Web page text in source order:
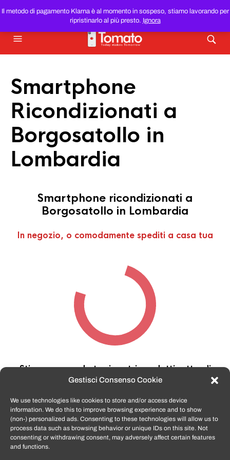
Gestisci Consenso Cookie
We use technologies like cookies to store and/or access device
information. We do this to improve browsing experience and to show
(non-) personalized ads. Consenting to these technologies will allow us to
process data such as browsing behavior or unique IDs on this site. Not
consenting or withdrawing consent, may adversely affect certain features
and functions.
Il metodo di pagamento Klarna è al momento in sospeso, stiamo lavorando per
ripristinarlo al più presto. Ignora
SMARTPHONE E TABLET RICONDIZIONATIAL MIGLIOR
PREZZO DEL WEB!
Smartphone
Ricondizionati a
Borgosatollo in
Lombardia
Smartphone ricondizionati a
Borgosatollo in Lombardia
In negozio, o comodamente spediti a casa tua
Stiamo cercando tra i nostri prodotti, attendi
qualche secondo…
TomatoSmartphone.itè lo shop n.1 in italia per
smartphone ricondizionati garantiti e certificati
di tutte le marche,APPLE, SAMSUNG, HUAWEI,
ONEPLUS, XIAOMI e tanto altro